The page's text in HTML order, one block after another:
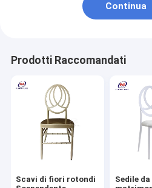
Continua
Prodotti Raccomandati
Scavi di fiori rotondi
Sedile